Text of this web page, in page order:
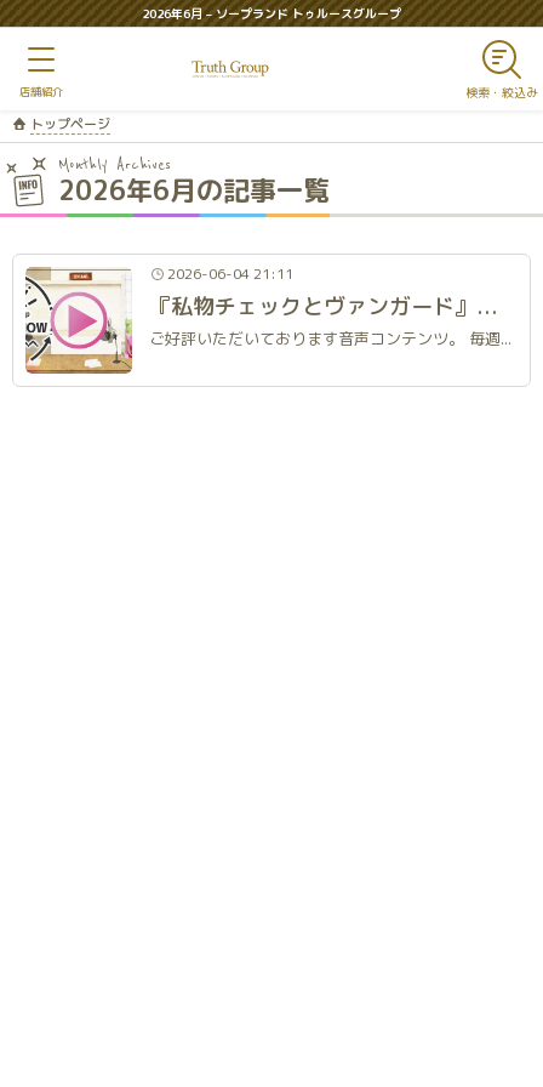
2026年6月 – ソープランド トゥルースグループ
トップページ
Monthly Archives
2026年6月の記事一覧
2026-06-04 21:11
『私物チェックとヴァンガード』アカデミーラジオ（仮）#51
ご好評いただいております音声コンテンツ。 毎週日曜日24時に更新します。 タイトルは仮称であり、後日正式なものに変更します。 深夜のおともに、通勤のあいだに、ぜひお聴きください。 番組はこちらから https://www.youtube.com/watch?v=aUfaZhOzk4g 今回登場するコンパニオン アカデミー 日和（ひより） T155 B94(J)W56H89 アカデミー 渚 T156 B83(D)W55H85 アカデミー 雫 T165 B84(E)W55H87 今回の内容 アカデミー人気コンパニオン『日和』さんが登場。 接客用の私物を抜き打ちチェック。 マイブームの『カードファイト!!ヴァンガード』や、 近隣のおすすめ飲食店のお話など。 ぜひお聴きください！ フォトギャラリー 渚さんが撮影した写真のごく一部をご紹介します。 ※プライベートで発表しないものから選んで提供していただいたため、番組内で感想を言っている写真とは異なります。 おたより募集 番組ではおたよりを募集しています。 当サイト会員様を対象にしています。 以下に送信方法をご説明します。 ①当サイトの「WEB中の人」ページを開く。 ②「メッセージを送る」ボタンをクリック（会員の方のみこの先に進むことができます） ③おたより本文を入力して送信ボタンを押す。 最新配信回 編集後記 トゥルースグループWEB中の人@truthg_director Read More ご覧いただきありがとうございます。 今回のキーワードは『多趣味』。 アンテナを広く構えることで人生を謳歌する姿を見た気がいたしました。 なかなか難しいことですが、そうありたいものです。 また次回もお楽しみに！